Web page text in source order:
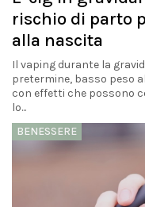
rischio di parto
alla nascita
Il vaping durante la
pretermine, basso peso
con effetti che possono
lo...
BENESSERE